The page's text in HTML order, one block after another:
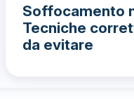
Soffocamento
Tecniche
da evitare